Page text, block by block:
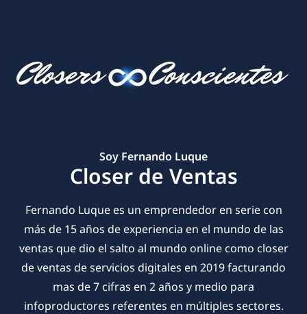
Soy Fernando Luque
Closer de Ventas
Fernando Luque es un emprendedor en serie con
más de 15 años de experiencia en el mundo de las
ventas que dio el salto al mundo online como closer
de ventas de servicios digitales en 2019 facturando
mas de 7 cifras en 2 años y medio para
infoproductores referentes en múltiples sectores.